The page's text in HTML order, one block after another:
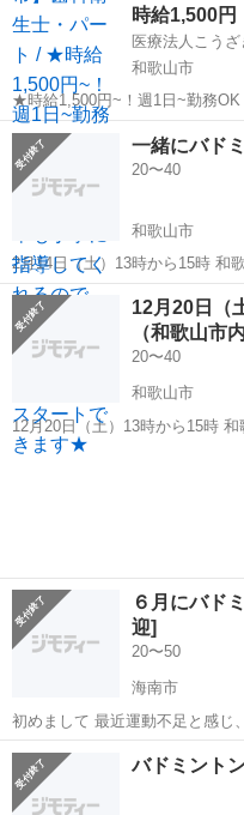
時給1,500円
医療法人こう
和歌山市
★時給1,500円~！週1日~勤務
寧に指導してくれるので、未経
できます★ 時給： 1,500円~ ※土日祝は時給1,700円 アクセス：貴志
川線 神...
和歌山 和歌山市 歯科衛生
一緒にバド
20〜40
和歌山市
2月14日（土）13時から15時 和
一緒にしませんか？ いつも、ソ
回はバドミントンをしていみた
私自身、バドミントンのクラ...
和歌山 和歌山市 バドミ
12月20日（
（和歌山市内
20〜40
和歌山市
12月20日（土）13時から15時
一緒にしませんか？ いつも、ソ
和歌山
６月にバド
迎]
20〜50
海南市
初めまして 最近運動不足と感じ、バドミントンを始めました(^^)/ 一緒
にできるメンバーを募集しています！ 開催日は、人数集ま
和歌山 バドミント
バドミント